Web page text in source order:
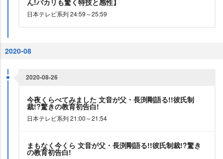
ん!バカリも驚く特技と感性】
日本テレビ系列 24:59～25:59
2020-08
2020-08-26
今夜くらべてみました 文音が父・長渕剛語る!!彼氏制
裁!?驚きの教育初告白!
日本テレビ系列 21:00～21:54
まもなく今くら 文音が父・長渕剛語る!!彼氏制裁!?驚き
の教育初告白!